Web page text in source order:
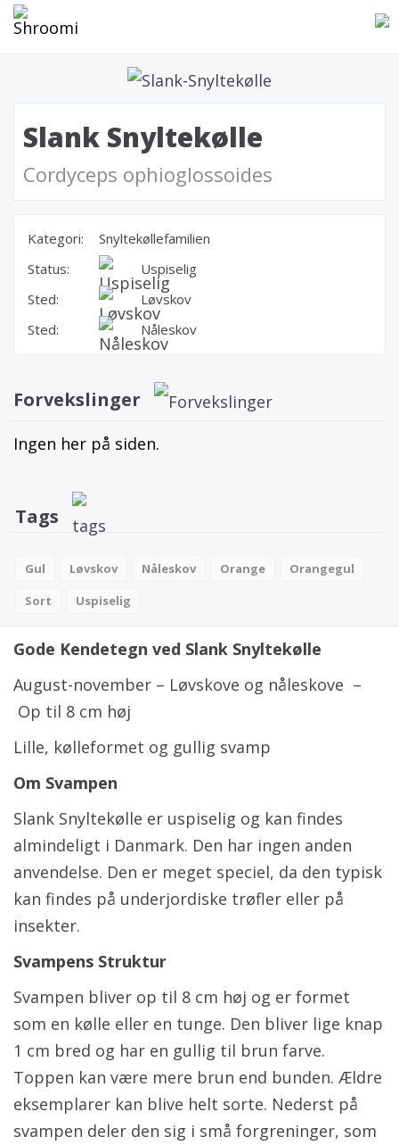
Slank Snyltekølle
Cordyceps ophioglossoides
Kategori:
Snyltekøllefamilien
Status:
Uspiselig
Sted:
Løvskov
Sted:
Nåleskov
Forvekslinger
Ingen her på siden.
Tags
Gul Løvskov Nåleskov Orange
Orangegul
Sort
Uspiselig
Gode Kendetegn ved Slank Snyltekølle
August-november – Løvskove og nåleskove –
Op til 8 cm høj
Lille, kølleformet og gullig svamp
Om Svampen
Slank Snyltekølle er uspiselig og kan findes
almindeligt i Danmark. Den har ingen anden
anvendelse. Den er meget speciel, da den typisk
kan findes på underjordiske trøfler eller på
insekter.
Svampens Struktur
Svampen bliver op til 8 cm høj og er formet
som en kølle eller en tunge. Den bliver lige knap
1 cm bred og har en gullig til brun farve.
Toppen kan være mere brun end bunden. Ældre
eksemplarer kan blive helt sorte. Nederst på
svampen deler den sig i små forgreninger, som